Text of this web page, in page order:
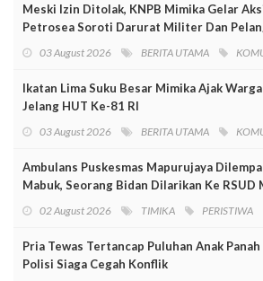
Meski Izin Ditolak, KNPB Mimika Gelar
Petrosea Soroti Darurat Militer Dan
03 August 2026 BERITA UTAMA
Ikatan Lima Suku Besar Mimika Ajak
Jelang HUT Ke-81 RI
03 August 2026 BERITA UTAMA
Ambulans Puskesmas Mapurujaya
Mabuk, Seorang Bidan Dilarikan Ke RSUD
02 August 2026 TIMIKA PERISTIWA
Pria Tewas Tertancap Puluhan Anak
Polisi Siaga Cegah Konflik